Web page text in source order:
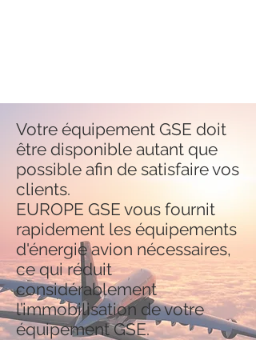
Votre équipement GSE doit
être disponible autant que
possible afin de satisfaire vos
clients.
EUROPE GSE vous fournit
rapidement les équipements
d'énergie avion nécessaires,
ce qui réduit
considérablement
l’immobilisation de votre
équipement GSE.